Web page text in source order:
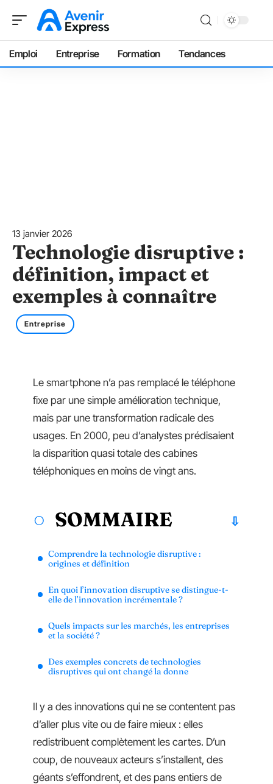
Emploi Entreprise Formation Tendances
13 janvier 2026
Technologie disruptive :
définition, impact et
exemples à connaître
Entreprise
Le smartphone n’a pas remplacé le téléphone
fixe par une simple amélioration technique,
mais par une transformation radicale des
usages. En 2000, peu d’analystes prédisaient
la disparition quasi totale des cabines
téléphoniques en moins de vingt ans.
SOMMAIRE
Comprendre la technologie disruptive :
origines et définition
En quoi l’innovation disruptive se distingue-t-
elle de l’innovation incrémentale ?
Quels impacts sur les marchés, les entreprises
et la société ?
Des exemples concrets de technologies
disruptives qui ont changé la donne
Il y a des innovations qui ne se contentent pas
d’aller plus vite ou de faire mieux : elles
redistribuent complètement les cartes. D’un
coup, de nouveaux acteurs s’installent, des
géants s’effondrent, et des pans entiers de